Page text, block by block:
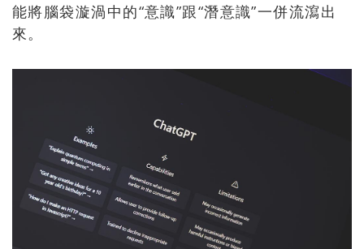
能將腦袋漩渦中的“意識”跟“潛意識”一併流瀉出
來。